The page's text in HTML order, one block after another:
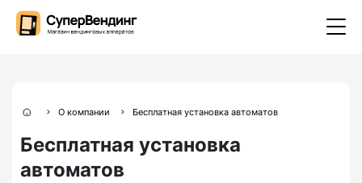
О компании Бесплатная установка автоматов
Бесплатная установка
автоматов